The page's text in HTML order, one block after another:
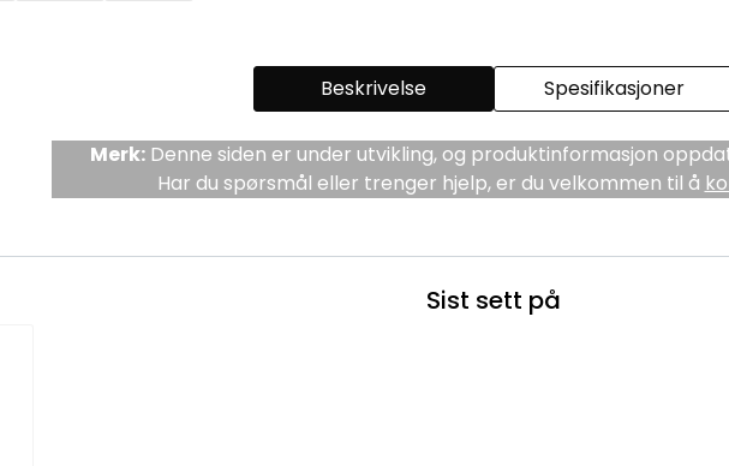
Beskrivelse Spesifikasjoner
Merk:Denne siden er under utvikling, og produktinformasjon
Har du spørsmål eller trenger hjelp, er du velkommen til å
Sist sett på